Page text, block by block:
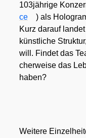
103jährige
ce
) als
Kurz dar­auf
künst­li­che
will. Fin­det das
cher­wei­se das
haben?
Wei­te­re